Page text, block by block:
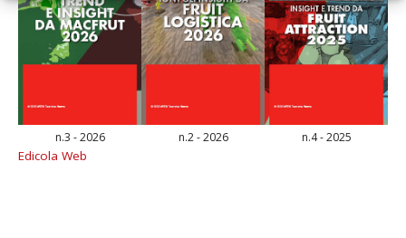
n.3 - 2026 n.2 - 2026 n.4 - 2025
Edicola Web